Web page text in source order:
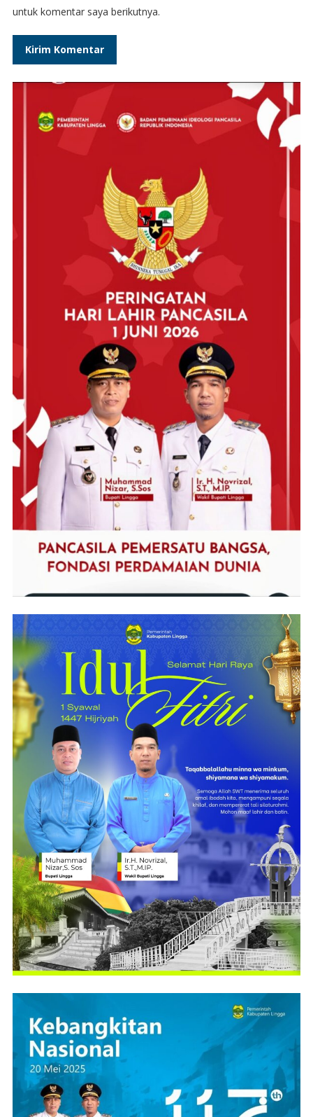
untuk komentar saya berikutnya.